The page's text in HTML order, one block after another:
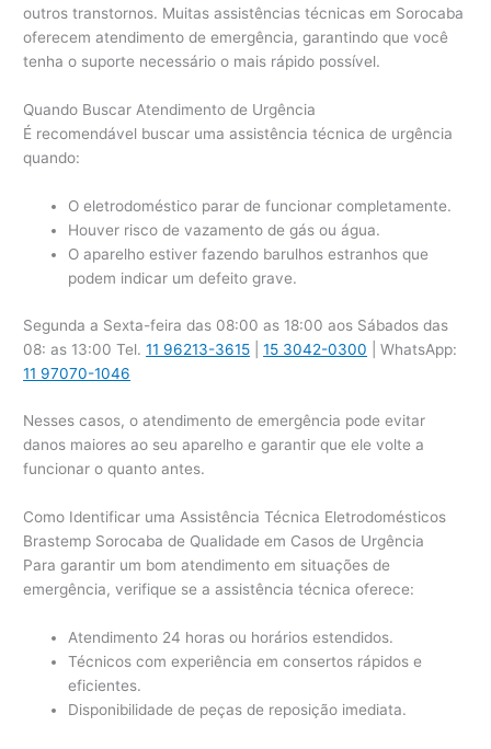
outros transtornos. Muitas assistências técnicas em Sorocaba
oferecem atendimento de emergência, garantindo que você
tenha o suporte necessário o mais rápido possível.
Quando Buscar Atendimento de Urgência
É recomendável buscar uma assistência técnica de urgência
quando:
O eletrodoméstico parar de funcionar completamente.
Houver risco de vazamento de gás ou água.
O aparelho estiver fazendo barulhos estranhos que
podem indicar um defeito grave.
Segunda a Sexta-feira das 08:00 as 18:00 aos Sábados das
08: as 13:00 Tel.11 96213-3615 |15 3042-0300 | WhatsApp:
11 97070-1046
Nesses casos, o atendimento de emergência pode evitar
danos maiores ao seu aparelho e garantir que ele volte a
funcionar o quanto antes.
Como Identificar uma Assistência Técnica Eletrodomésticos
Brastemp Sorocaba de Qualidade em Casos de Urgência
Para garantir um bom atendimento em situações de
emergência, verifique se a assistência técnica oferece:
Atendimento 24 horas ou horários estendidos.
Técnicos com experiência em consertos rápidos e
eficientes.
Disponibilidade de peças de reposição imediata.